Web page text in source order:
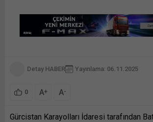
Detay HABER Yayınlama: 06.11.2025
0 A+ A-
Gürcistan Karayolları İdaresi tarafından